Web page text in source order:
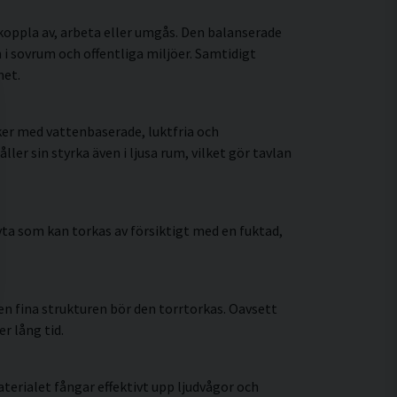
av, arbeta eller umgås. Den balanserade
sovrum och offentliga miljöer. Samtidigt
med vattenbaserade, luktfria och
sin styrka även i ljusa rum, vilket gör tavlan
som kan torkas av försiktigt med en fuktad,
fina strukturen bör den torrtorkas. Oavsett
lång tid.
fångar effektivt upp ljudvågor och